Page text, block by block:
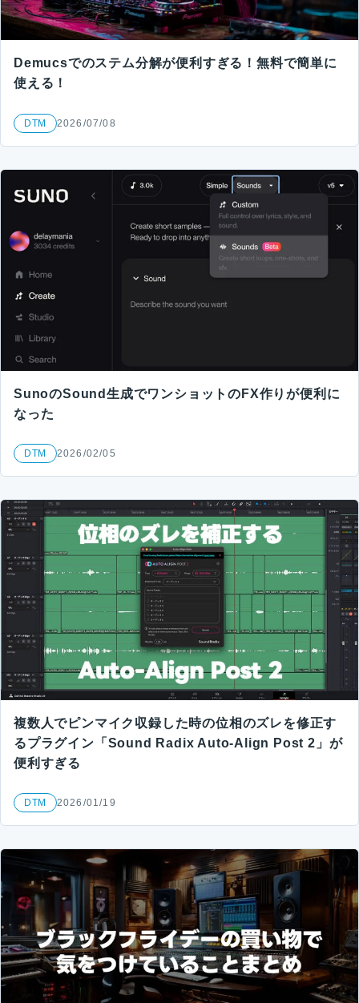
Demucsでのステム分解が便利すぎる！無料で簡単に
使える！
DTM 2026/07/08
SunoのSound生成でワンショットのFX作りが便利に
なった
DTM 2026/02/05
複数人でピンマイク収録した時の位相のズレを修正す
るプラグイン「Sound Radix Auto-Align Post 2」が
便利すぎる
DTM 2026/01/19